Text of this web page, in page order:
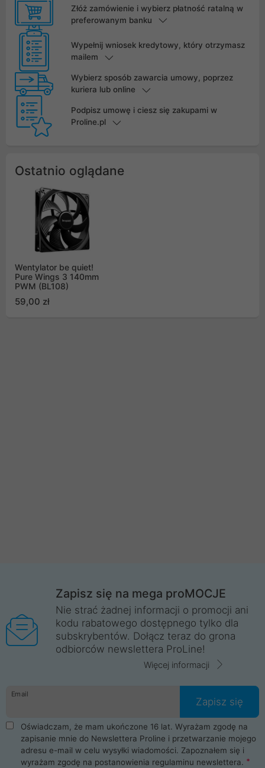
Złóż zamówienie i wybierz płatność ratalną w
preferowanym banku
Wypełnij wniosek kredytowy, który otrzymasz
mailem
Wybierz sposób zawarcia umowy, poprzez
kuriera lub online
Podpisz umowę i ciesz się zakupami w
Proline.pl
Ostatnio oglądane
Wentylator be quiet!
Pure Wings 3 140mm
PWM (BL108)
59,00 zł
Zapisz się na mega proMOCJE
Nie strać żadnej informacji o promocji ani
kodu rabatowego dostępnego tylko dla
subskrybentów. Dołącz teraz do grona
odbiorców newslettera ProLine!
Więcej informacji
Email
Zapisz się
Oświadczam, że mam ukończone 16 lat. Wyrażam zgodę na
zapisanie mnie do Newslettera Proline i przetwarzanie mojego
adresu e-mail w celu wysyłki wiadomości. Zapoznałem się i
wyrażam zgodę na postanowienia regulaminu newslettera.